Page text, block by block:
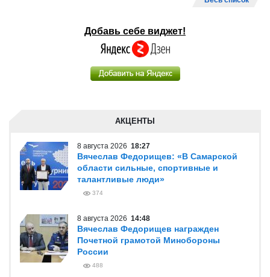
Добавь себе виджет!
АКЦЕНТЫ
8 августа 2026 18:27
Вячеслав Федорищев: «В Самарской
области сильные, спортивные и
талантливые люди»
374
8 августа 2026 14:48
Вячеслав Федорищев награжден
Почетной грамотой Минобороны
России
488